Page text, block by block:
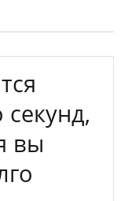
секунд,
вы